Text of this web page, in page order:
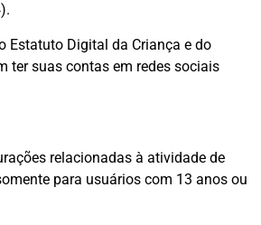
Estatuto Digital da Criança e do
ter suas contas em redes sociais
relacionadas à atividade de
para usuários com 13 anos ou